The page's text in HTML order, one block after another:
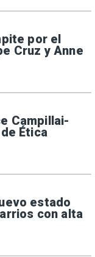
por el
Cruz y Anne
Campillai-
Ética
estado
con alta